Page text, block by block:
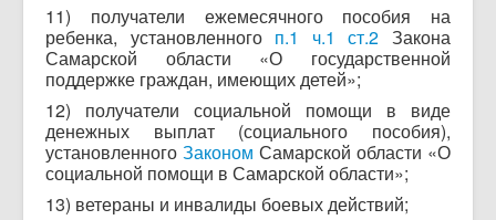
11) получатели ежемесячного пособия на
ребенка, установленного п.1 ч.1 ст.2 Закона
Самарской области «О государственной
поддержке граждан, имеющих детей»;
12) получатели социальной помощи в виде
денежных выплат (социального пособия),
установленного Законом Самарской области «О
социальной помощи в Самарской области»;
13) ветераны и инвалиды боевых действий;